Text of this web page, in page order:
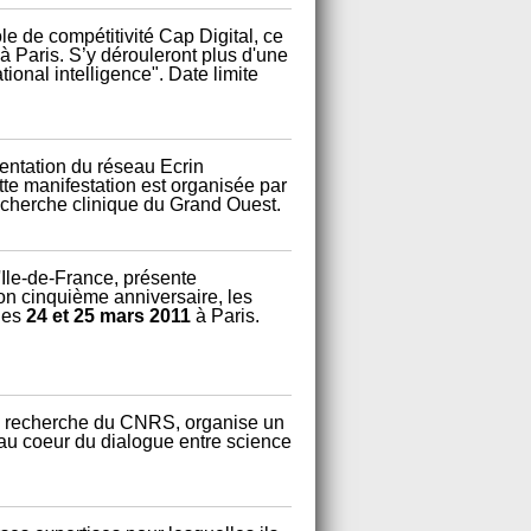
de compétitivité Cap Digital, ce
Paris. S’y dérouleront plus d'une
intelligence". Date limite
du réseau Ecrin
manifestation est organisée par
clinique du Grand Ouest.
de-France, présente
cinquième anniversaire, les
24 et 25 mars 2011 à Paris.
du CNRS, organise un
coeur du dialogue entre science